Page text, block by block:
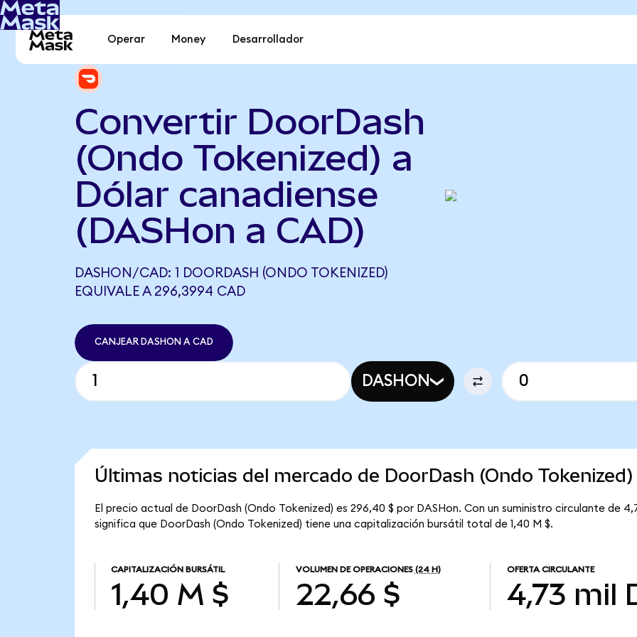
Operar Money Desarrollador
Convertir DoorDash
(Ondo Tokenized) a
Dólar canadiense
(DASHon a CAD)
DASHON/CAD: 1 DOORDASH (ONDO TOKENIZED)
EQUIVALE A 296,3994 CAD
CANJEAR DASHON A CAD
DASHON
Últimas noticias del mercado de DoorDash (Ondo Tokenized)
El precio actual de DoorDash (Ondo Tokenized) es 296,40 $ por DASHon. Con un suministro circulante de
significa que DoorDash (Ondo Tokenized) tiene una capitalización bursátil total de 1,40 M $.
CAPITALIZACIÓN BURSÁTIL
1,40 M $
VOLUMEN DE OPERACIONES (24 H)
22,66 $
OFERTA CIRCULANTE
4,73 mil